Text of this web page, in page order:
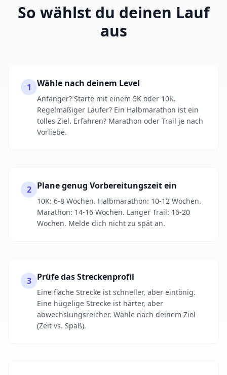
So wählst du deinen Lauf
aus
1 Wähle nach deinem Level
Anfänger? Starte mit einem 5K oder 10K.
Regelmäßiger Läufer? Ein Halbmarathon ist ein
tolles Ziel. Erfahren? Marathon oder Trail je nach
Vorliebe.
2 Plane genug Vorbereitungszeit ein
10K: 6-8 Wochen. Halbmarathon: 10-12 Wochen.
Marathon: 14-16 Wochen. Langer Trail: 16-20
Wochen. Melde dich nicht zu spät an.
3 Prüfe das Streckenprofil
Eine flache Strecke ist schneller, aber eintönig.
Eine hügelige Strecke ist härter, aber
abwechslungsreicher. Wähle nach deinem Ziel
(Zeit vs. Spaß).